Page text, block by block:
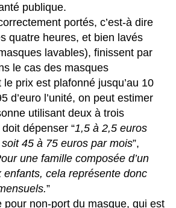
publique.
portés, c’est-à dire
quatre heures, et bien lavés
lavables), finissent par
le cas des masques
prix est plafonné jusqu’au 10
d’euro l’unité, on peut estimer
utilisant deux à trois
dépenser “1,5 à 2,5 euros
45 à 75 euros par mois”,
une famille composée d’un
enfants, cela représente donc
”
pour non-port du masque, qui est